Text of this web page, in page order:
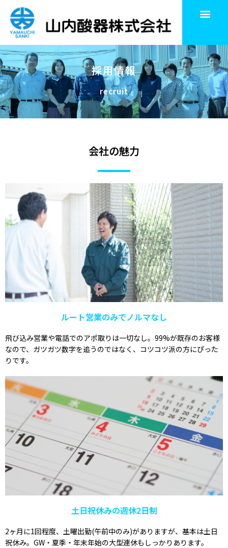
採用情報
recruit
会社の魅力
ルート営業のみでノルマなし
飛び込み営業や電話でのアポ取りは一切なし。99%が既存のお客様
なので、ガツガツ数字を追うのではなく、コツコツ派の方にぴった
りです。
土日祝休みの週休2日制
2ヶ月に1回程度、土曜出勤(午前中のみ)がありますが、基本は土日
祝休み。GW・夏季・年末年始の大型連休もしっかりあります。